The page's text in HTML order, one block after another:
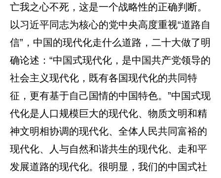
亡我之心不死，这是一个战略性的正确判断。
以习近平同志为核心的党中央高度重视“道路自
信”，中国的现代化走什么道路，二十大做了明
确论述：“中国式现代化，是中国共产党领导的
社会主义现代化，既有各国现代化的共同特
征，更有基于自己国情的中国特色。”中国式现
代化是人口规模巨大的现代化、物质文明和精
神文明相协调的现代化、全体人民共同富裕的
现代化、人与自然和谐共生的现代化、走和平
发展道路的现代化。很明显，我们的中国式社